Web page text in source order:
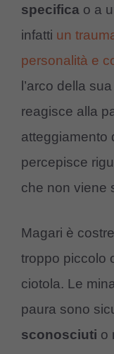
specifica o a
infatti un
personalità e
l’arco della
reagisce alla
atteggiamento
percepisce
che non viene
Magari è
troppo piccolo
ciotola. Le
paura sono
sconosciuti o